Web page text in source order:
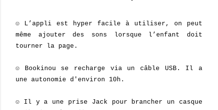
☺ L’appli est hyper facile à utiliser, on peut
même ajouter des sons lorsque l’enfant doit
tourner la page.
☺ Bookinou se recharge via un câble USB. Il a
une autonomie d'environ 10h.
☺ Il y a une prise Jack pour brancher un casque